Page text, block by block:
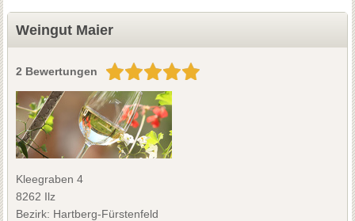
Weingut Maier
2 Bewertungen
Kleegraben 4
8262 Ilz
Bezirk: Hartberg-Fürstenfeld